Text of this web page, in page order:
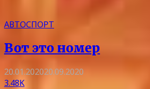
АВТОСПОРТ
Вот это номер
20.01.202020.09.2020
3.48K